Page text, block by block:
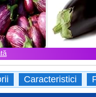
Caracteristici